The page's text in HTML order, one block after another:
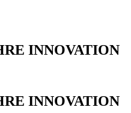
INNOVATION
INNOVATION